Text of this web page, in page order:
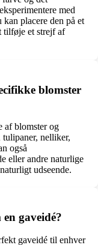
med
placere den på et
tilføje et strejf af
blomster
af blomster og
tulipaner, nelliker,
også
eller andre naturlige
udseende.
gaveidé?
gaveidé til enhver